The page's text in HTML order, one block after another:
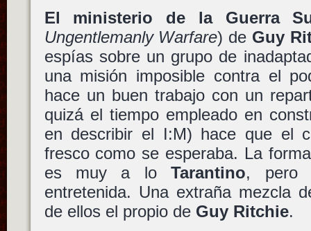
El ministerio de la Guerra
Ungentlemanly Warfare) de Guy
espías sobre un grupo de
una misión imposible contra el
hace un buen trabajo con un
quizá el tiempo empleado en
en describir el I:M) hace que el
fresco como se esperaba. La
es muy a loTarantino, pero
entretenida. Una extraña mezcla
de ellos el propio de Guy Ritchie.